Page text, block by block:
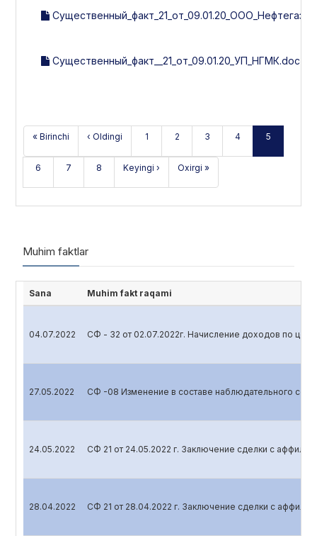
Существенный_факт__21_от_09.01.20_УП_НГМК.doc
« Birinchi ‹ Oldingi 1 2 3 4 5
6 7 8 Keyingi › Oxirgi »
Muhim faktlar
Sana Muhim fakt raqami
04.07.2022 СФ - 32 от 02.07.2022г. Начисление доходов по
27.05.2022 СФ -08 Изменение в составе наблюдательного
24.05.2022 СФ 21 от 24.05.2022 г. Заключение сделки с
28.04.2022 СФ 21 от 28.04.2022 г. Заключение сделки с